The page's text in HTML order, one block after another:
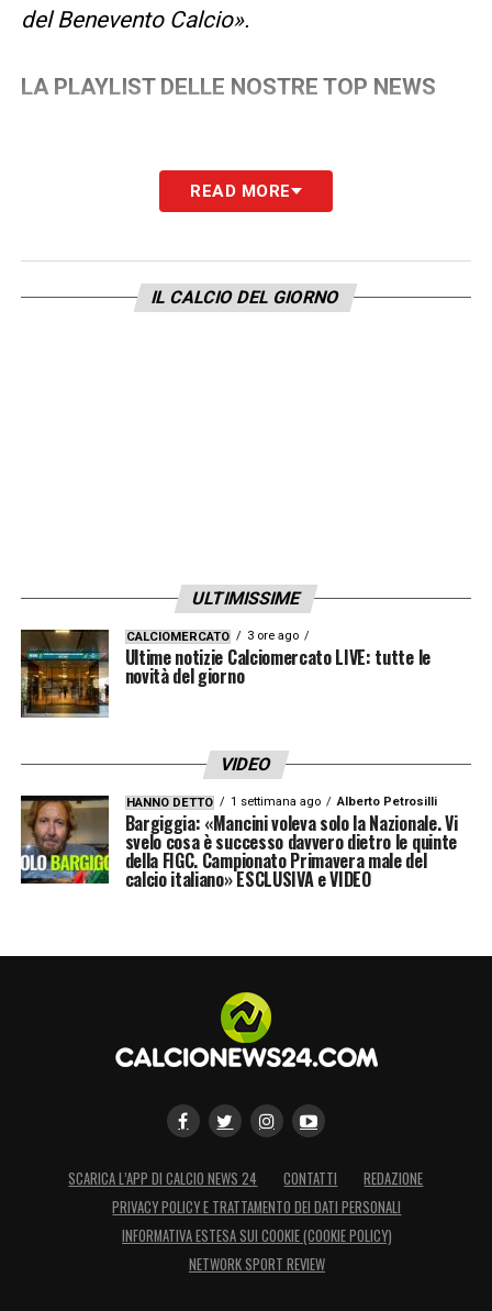
del Benevento Calcio».
LA PLAYLIST DELLE NOSTRE TOP NEWS
READ MORE
IL CALCIO DEL GIORNO
ULTIMISSIME
CALCIOMERCATO 3 ore ago
Ultime notizie Calciomercato LIVE: tutte le
novità del giorno
VIDEO
HANNO DETTO 1 settimana ago Alberto Petrosilli
Bargiggia: «Mancini voleva solo la Nazionale. Vi
svelo cosa è successo davvero dietro le quinte
della FIGC. Campionato Primavera male del
calcio italiano» ESCLUSIVA e VIDEO
SCARICA L’APP DI CALCIO NEWS 24 CONTATTI
REDAZIONE
PRIVACY POLICY E TRATTAMENTO DEI DATI PERSONALI
INFORMATIVA ESTESA SUI COOKIE (COOKIE POLICY)
NETWORK SPORT REVIEW